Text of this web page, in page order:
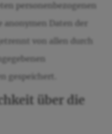
personenbezogenen
anonymen Daten der
von allen durch
gespeichert.
über die